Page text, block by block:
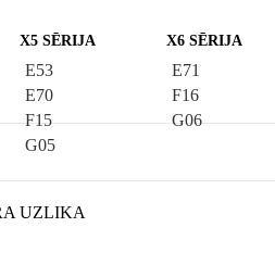
X5 SĒRIJA
E53
E70
F15
G05
X6 SĒRIJA
E71
F16
G06
UZLIKA